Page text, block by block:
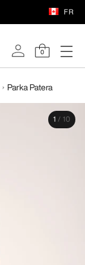
FR
0
Parka Patera
1 / 10